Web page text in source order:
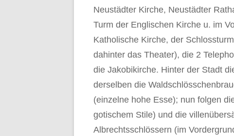
Neustädter Kirche, Neustädter
Turm der Englischen Kirche u. im
Katholische Kirche, der
dahinter das Theater), die 2
die Jakobikirche. Hinter der Stadt
derselben die
(einzelne hohe Esse); nun folgen
gotischem Stile) und die
Albrechtsschlössern (im